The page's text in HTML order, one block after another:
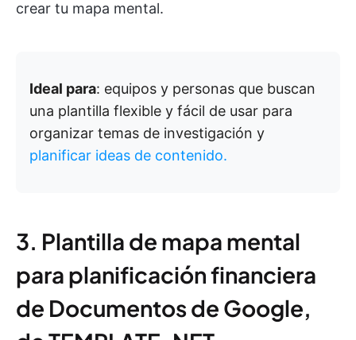
crear tu mapa mental.
Ideal para: equipos y personas que buscan
una plantilla flexible y fácil de usar para
organizar temas de investigación y
planificar ideas de contenido.
3. Plantilla de mapa mental
para planificación financiera
de Documentos de Google,